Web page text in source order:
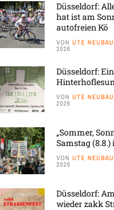
Düsseldorf:
hat ist am
autofreien Kö
VON UTE
2026
Düsseldorf:
VON UTE
2026
„Sommer,
Samstag
VON UTE
2026
Düsseldorf:
wieder zakk